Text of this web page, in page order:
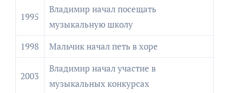
1995
Владимир начал посещать
музыкальную школу
1998
Мальчик начал петь в хоре
2003
Владимир начал участие в
музыкальных конкурсах